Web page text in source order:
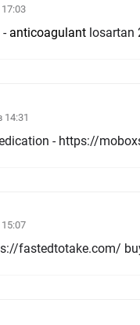
17:03
- anticoagulant losartan
14:31
- https://
15:07
top ed